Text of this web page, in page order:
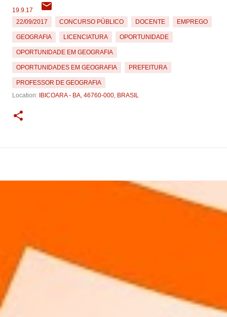
19.9.17
22/09/2017
CONCURSO PÚBLICO DOCENTE EMPREGO
GEOGRAFIA LICENCIATURA OPORTUNIDADE
OPORTUNIDADE EM GEOGRAFIA
OPORTUNIDADES EM GEOGRAFIA PREFEITURA
PROFESSOR DE GEOGRAFIA
Location: IBICOARA - BA, 46760-000, BRASIL